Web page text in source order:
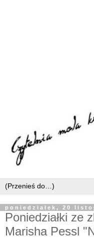
poniedziałek, 20
Poniedziałki ze
Marisha Pessl